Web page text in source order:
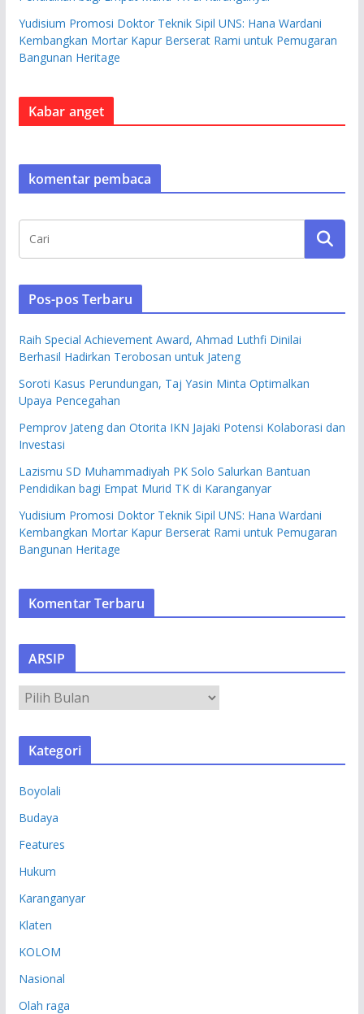
Yudisium Promosi Doktor Teknik Sipil UNS: Hana Wardani
Kembangkan Mortar Kapur Berserat Rami untuk Pemugaran
Bangunan Heritage
Kabar anget
komentar pembaca
Pos-pos Terbaru
Raih Special Achievement Award, Ahmad Luthfi Dinilai
Berhasil Hadirkan Terobosan untuk Jateng
Soroti Kasus Perundungan, Taj Yasin Minta Optimalkan
Upaya Pencegahan
Pemprov Jateng dan Otorita IKN Jajaki Potensi Kolaborasi dan
Investasi
Lazismu SD Muhammadiyah PK Solo Salurkan Bantuan
Pendidikan bagi Empat Murid TK di Karanganyar
Yudisium Promosi Doktor Teknik Sipil UNS: Hana Wardani
Kembangkan Mortar Kapur Berserat Rami untuk Pemugaran
Bangunan Heritage
Komentar Terbaru
ARSIP
R
S
Kategori
Boyolali
Budaya
Features
Hukum
Karanganyar
Klaten
KOLOM
Nasional
Olah raga